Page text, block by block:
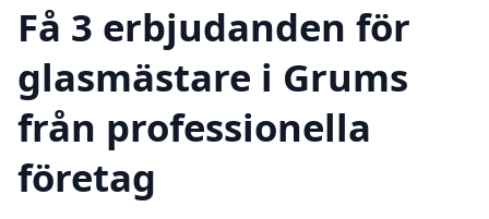
Få 3 erbjudanden för
glasmästare i Grums
från professionella
företag